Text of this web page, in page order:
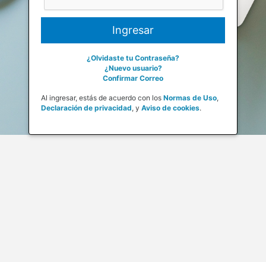
¿Olvidaste tu Contraseña?
¿Nuevo usuario?
Confirmar Correo
Al ingresar, estás de acuerdo con los Normas de Uso,
Declaración de privacidad, y Aviso de cookies.